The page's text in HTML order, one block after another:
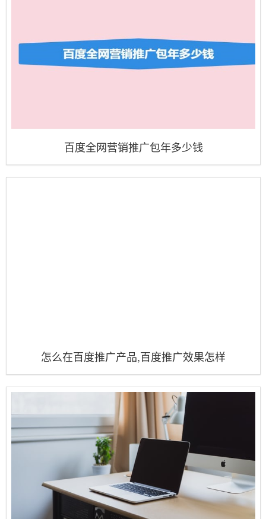
百度全网营销推广包年多少钱
怎么在百度推广产品,百度推广效果怎样